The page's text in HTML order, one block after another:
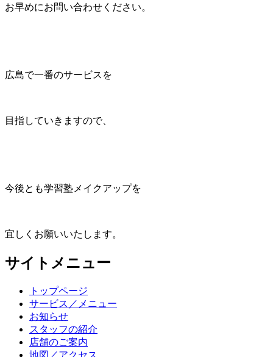
お早めにお問い合わせください。
広島で一番のサービスを
目指していきますので、
今後とも学習塾メイクアップを
宜しくお願いいたします。
サイトメニュー
トップページ
サービス／メニュー
お知らせ
スタッフの紹介
店舗のご案内
地図／アクセス